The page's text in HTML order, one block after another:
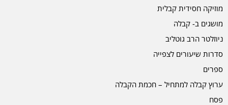
מוזיקה חסידית קבלית
מושגים ב- קבלה
ניוזלטר הרב גוטליב
סדרות שיעורים לצפייה
ספרים
ערוץ קבלה למתחיל – חכמת הקבלה
פסח